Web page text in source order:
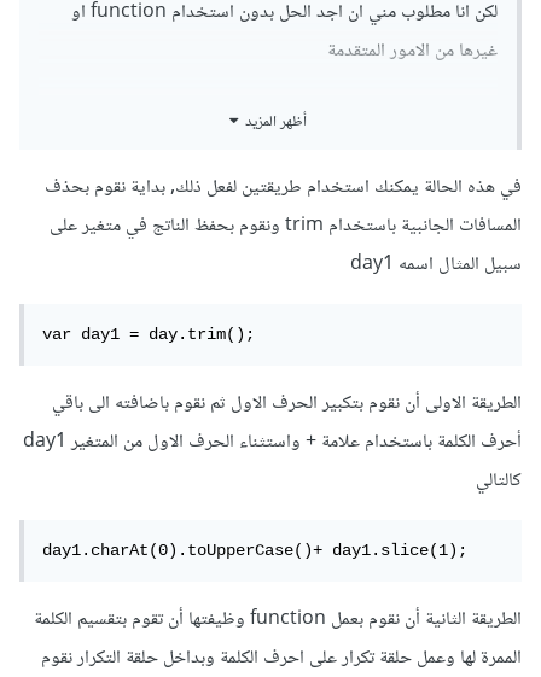
لكن انا مطلوب مني ان اجد الحل بدون استخدام function او
غيرها من الامور المتقدمة
اتمنى ان تكون قد فهمت قصدي
شكرا لك اخي
الوصول اليه هو جعل الحرف الاول كبيرا وكدا تطبع معه باقي
النتيجة المطلوبة هي كالتالي Friday
^:hm hggi odvh
أظهر المزيد
في هذه الحالة يمكنك استخدام طريقتين لفعل ذلك, بداية نقوم بحذف
المسافات الجانبية باستخدام trim ونقوم بحفظ الناتج في متغير على
سبيل المثال اسمه day1
var day1 = day.trim();
الطريقة الاولى أن نقوم بتكبير الحرف الاول ثم نقوم باضافته الى باقي
أحرف الكلمة باستخدام علامة + واستثناء الحرف الاول من المتغير day1
كالتالي
day1.charAt(0).toUpperCase()+ day1.slice(1);
الطريقة الثانية أن نقوم بعمل function وظيفتها أن تقوم بتقسيم الكلمة
الممرة لها وعمل حلقة تكرار على احرف الكلمة وبداخل حلقة التكرار نقوم